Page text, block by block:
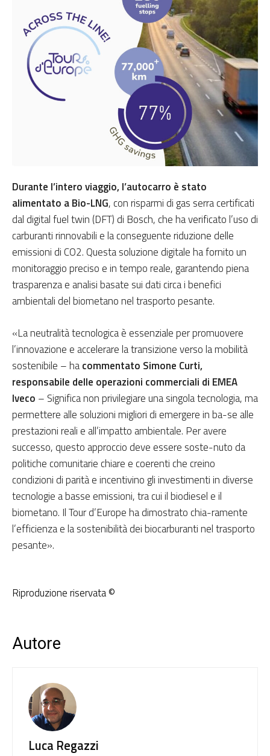
Durante l’intero viaggio, l’autocarro è stato
alimentato a Bio-LNG, con risparmi di gas serra certificati
dal digital fuel twin (DFT) di Bosch, che ha verificato l’uso di
carburanti rinnovabili e la conseguente riduzione delle
emissioni di CO2. Questa soluzione digitale ha fornito un
monitoraggio preciso e in tempo reale, garantendo piena
trasparenza e analisi basate sui dati circa i benefici
ambientali del biometano nel trasporto pesante.
«La neutralità tecnologica è essenziale per promuovere
l’innovazione e accelerare la transizione verso la mobilità
sostenibile – hacommentato Simone Curti,
responsabile delle operazioni commerciali di EMEA
Iveco – Significa non privilegiare una singola tecnologia, ma
permettere alle soluzioni migliori di emergere in ba-se alle
prestazioni reali e all’impatto ambientale. Per avere
successo, questo approccio deve essere soste-nuto da
politiche comunitarie chiare e coerenti che creino
condizioni di parità e incentivino gli investimenti in diverse
tecnologie a basse emissioni, tra cui il biodiesel e il
biometano. Il Tour d’Europe ha dimostrato chia-ramente
l’efficienza e la sostenibilità dei biocarburanti nel trasporto
pesante».
Riproduzione riservata ©
Autore
Luca Regazzi